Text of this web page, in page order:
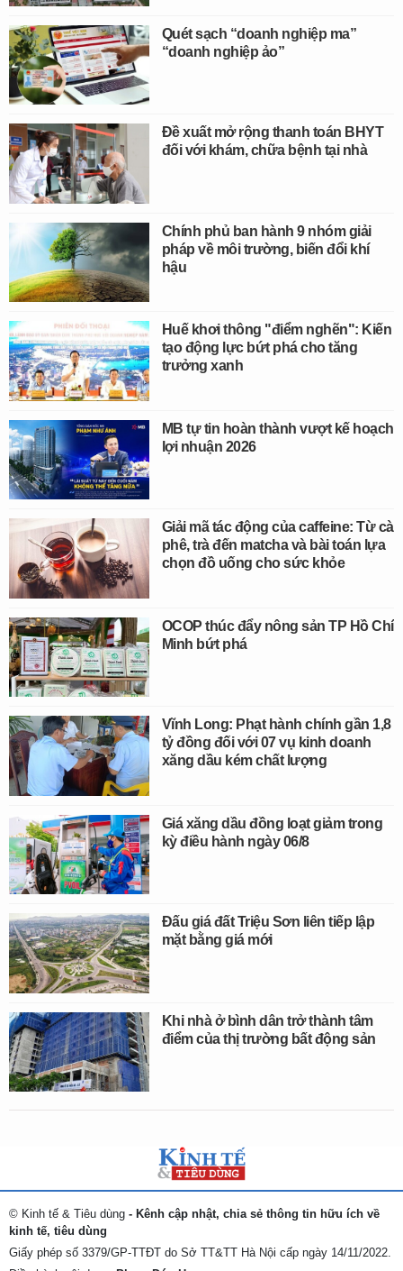
Quét sạch “doanh nghiệp ma”
“doanh nghiệp ảo”
Đề xuất mở rộng thanh toán BHYT
đối với khám, chữa bệnh tại nhà
Chính phủ ban hành 9 nhóm giải
pháp về môi trường, biến đổi khí
hậu
Huế khơi thông "điểm nghẽn": Kiến
tạo động lực bứt phá cho tăng
trưởng xanh
MB tự tin hoàn thành vượt kế hoạch
lợi nhuận 2026
Giải mã tác động của caffeine: Từ cà
phê, trà đến matcha và bài toán lựa
chọn đồ uống cho sức khỏe
OCOP thúc đẩy nông sản TP Hồ Chí
Minh bứt phá
Vĩnh Long: Phạt hành chính gần 1,8
tỷ đồng đối với 07 vụ kinh doanh
xăng dầu kém chất lượng
Giá xăng dầu đồng loạt giảm trong
kỳ điều hành ngày 06/8
Đấu giá đất Triệu Sơn liên tiếp lập
mặt bằng giá mới
Khi nhà ở bình dân trở thành tâm
điểm của thị trường bất động sản
© Kinh tế & Tiêu dùng - Kênh cập nhật, chia sẻ thông tin hữu ích về
kinh tế, tiêu dùng
Giấy phép số 3379/GP-TTĐT do Sở TT&TT Hà Nội cấp ngày 14/11/2022.